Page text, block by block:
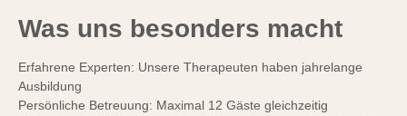
Was uns besonders macht
Erfahrene Experten: Unsere Therapeuten haben jahrelange
Ausbildung
Persönliche Betreuung: Maximal 12 Gäste gleichzeitig